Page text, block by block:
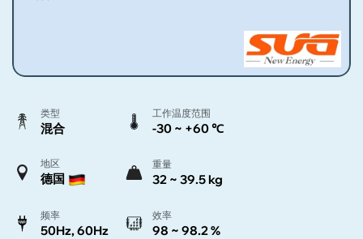
类型
混合
工作温度范围
-30 ~ +60 ℃
地区
德国
重量
32 ~ 39.5 kg
频率
50Hz, 60Hz
效率
98 ~ 98.2 %